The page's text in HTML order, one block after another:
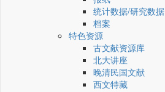
统计数据/研究数据
档案
特色资源
古文献资源库
北大讲座
晚清民国文献
西文特藏